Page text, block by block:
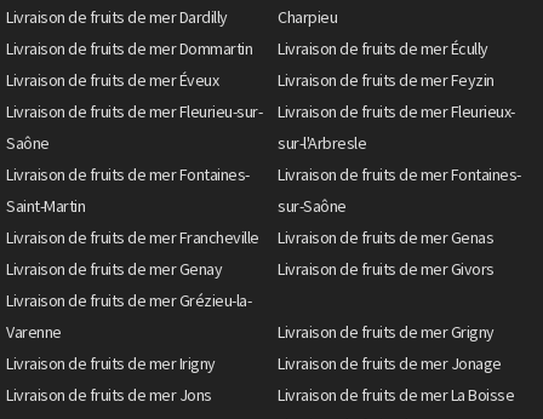
Livraison de fruits de mer Dardilly
Charpieu
Livraison de fruits de mer Dommartin
Livraison de fruits de mer Écully
Livraison de fruits de mer Éveux
Livraison de fruits de mer Feyzin
Livraison de fruits de mer Fleurieu-sur-
Saône
Livraison de fruits de mer Fleurieux-
sur-l'Arbresle
Livraison de fruits de mer Fontaines-
Saint-Martin
Livraison de fruits de mer Fontaines-
sur-Saône
Livraison de fruits de mer Francheville
Livraison de fruits de mer Genas
Livraison de fruits de mer Genay
Livraison de fruits de mer Givors
Livraison de fruits de mer Grézieu-la-
Varenne
Livraison de fruits de mer Grigny
Livraison de fruits de mer Irigny
Livraison de fruits de mer Jonage
Livraison de fruits de mer Jons
Livraison de fruits de mer La Boisse